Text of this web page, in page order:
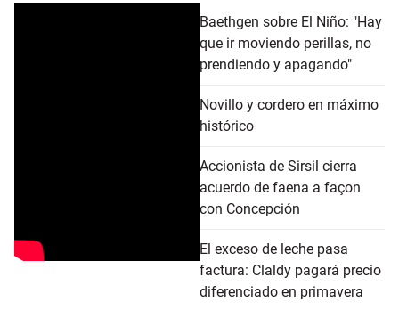
Baethgen sobre El Niño: "Hay
que ir moviendo perillas, no
prendiendo y apagando"
Novillo y cordero en máximo
histórico
Accionista de Sirsil cierra
acuerdo de faena a façon
con Concepción
El exceso de leche pasa
factura: Claldy pagará precio
diferenciado en primavera